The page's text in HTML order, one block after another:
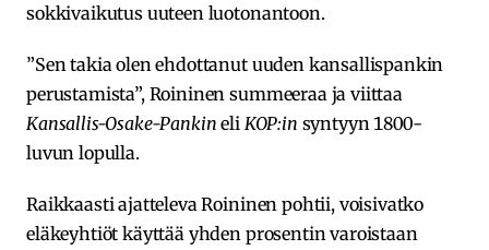
sokkivaikutus uuteen luotonantoon.
”Sen takia olen ehdottanut uuden kansallispankin
perustamista”, Roininen summeeraa ja viittaa
Kansallis-Osake-Pankin eli KOP:in syntyyn 1800-
luvun lopulla.
Raikkaasti ajatteleva Roininen pohtii, voisivatko
eläkeyhtiöt käyttää yhden prosentin varoistaan